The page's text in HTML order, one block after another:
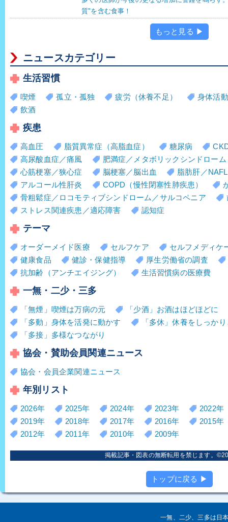
質"を含む食事！
もっと見る ▶
ニュースカテゴリー
生活習慣
喫煙 孤立・孤独 疲労（休養不足）
身体活
飲酒
疾患
高血圧 脂質異常症（高脂血症） 糖尿病
高尿酸血症／痛風
肥満症／メタボリックシンドローム
心筋梗塞／狭心症
脳梗塞／脳出血
脂肪肝／
アルコール性肝炎
COPD（慢性閉塞性肺疾患）
骨粗鬆症／ロコモティブシンドローム／サルコペニア
ストレス関連疾患／適応障害
認知症
テーマ
オーダーメイド医療 セルフケア
セルフメディケ
健康食品
健診・保健指導
厚生労働省の調査
抗加齢（アンチエイジング）
生活習慣病の医療費
一無・二少・三多
「無煙」喫煙は万病の元
「少酒」お酒はほどほどに
「多動」身体を活発に動かす
「多休」休養をしっか
「多接」多様なつながり
協会・賛助会員関連ニュース
協会・会員企業関連ニュース
年別リスト
2026年 2025年 2024年 2023年
2022年
2019年
2018年 2017年 2016年
2015年
2012年
2011年 2010年 2009年
掲載記事・図表の無断転用を禁じます。
トップに戻る ▶
一無、二少、三多は日